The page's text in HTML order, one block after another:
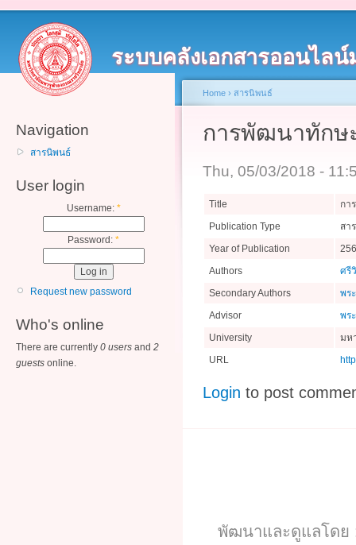
ระบบคลังเอกสารออนไล
Navigation
สารนิพนธ์
User login
Username: *
Password: *
Request new password
Who's online
There are currently 0 users and 2
guests online.
Home › สารนิพนธ์
การพัฒนาทักษ
Thu, 05/03/2018 -
Title
กา
Publication Type
สา
Year of Publication
Authors
ศรี
Secondary Authors
พร
Advisor
พร
University
มห
URL
Login to post
พัฒนาและดูแลโดย